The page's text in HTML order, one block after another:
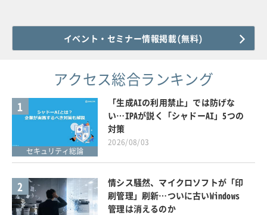
イベント・セミナー情報掲載(無料)
アクセス総合ランキング
1
セキュリティ総論
「生成AIの利用禁止」では防げな
い…IPAが説く「シャドーAI」5つの
対策
2026/08/03
2
情シス騒然、マイクロソフトが「印
刷管理」刷新…ついに古いWindows
管理は消えるのか